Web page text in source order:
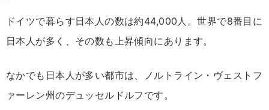
ドイツで暮らす日本人の数は約44,000人。世界で8番目に
日本人が多く、その数も上昇傾向にあります。
なかでも日本人が多い都市は、ノルトライン・ヴェストフ
ァーレン州のデュッセルドルフです。